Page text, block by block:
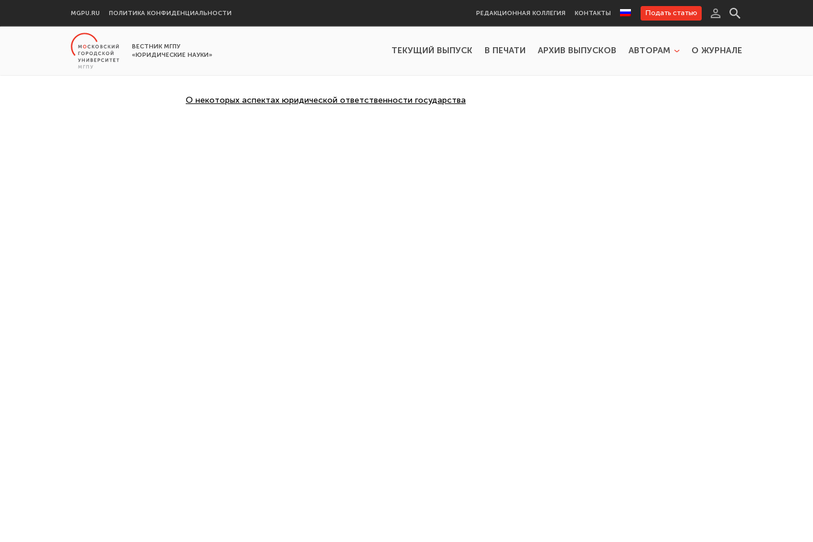
MGPU.RU ПОЛИТИКА КОНФИДЕНЦИАЛЬНОСТИ РЕДАКЦИОННАЯ КОЛЛЕГИЯ КОНТАКТЫ Подать статью
ВЕСТНИК МГПУ
«ЮРИДИЧЕСКИЕ НАУКИ»
ТЕКУЩИЙ ВЫПУСК В ПЕЧАТИ АРХИВ ВЫПУСКОВ АВТОРАМ О ЖУРНАЛЕ
О некоторых аспектах юридической ответственности государства